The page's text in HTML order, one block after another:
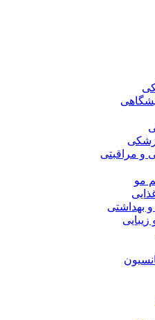
و مراقبتی
مو
و بهداشتی